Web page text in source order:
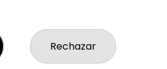
Rechazar